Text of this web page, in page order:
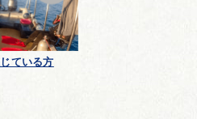
ている方